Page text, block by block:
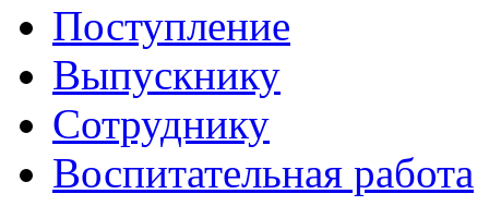
Поступление
Выпускнику
Сотруднику
Воспитательная работа